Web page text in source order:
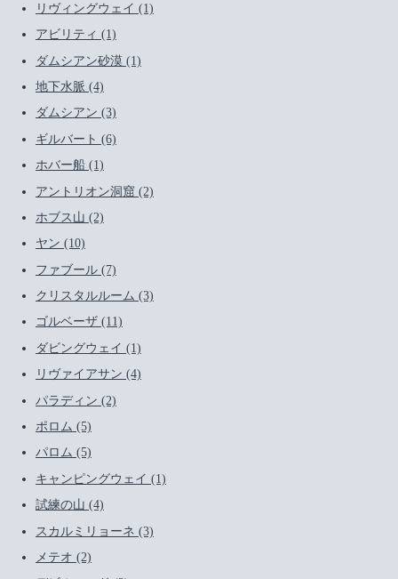
リヴィングウェイ (1)
アビリティ (1)
ダムシアン砂漠 (1)
地下水脈 (4)
ダムシアン (3)
ギルバート (6)
ホバー船 (1)
アントリオン洞窟 (2)
ホブス山 (2)
ヤン (10)
ファブール (7)
クリスタルルーム (3)
ゴルベーザ (11)
ダビングウェイ (1)
リヴァイアサン (4)
パラディン (2)
ポロム (5)
パロム (5)
キャンピングウェイ (1)
試練の山 (4)
スカルミリョーネ (3)
メテオ (2)